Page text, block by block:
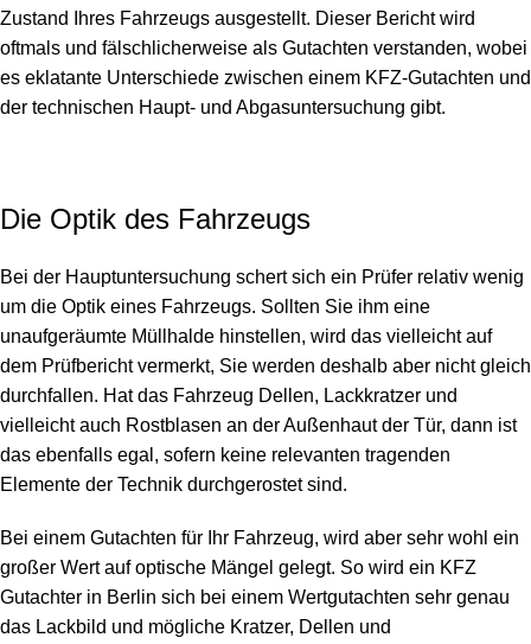
Zustand Ihres Fahrzeugs ausgestellt. Dieser Bericht wird
oftmals und fälschlicherweise als Gutachten verstanden, wobei
es eklatante Unterschiede zwischen einem KFZ-Gutachten und
der technischen Haupt- und Abgasuntersuchung gibt.
Die Optik des Fahrzeugs
Bei der Hauptuntersuchung schert sich ein Prüfer relativ wenig
um die Optik eines Fahrzeugs. Sollten Sie ihm eine
unaufgeräumte Müllhalde hinstellen, wird das vielleicht auf
dem Prüfbericht vermerkt, Sie werden deshalb aber nicht gleich
durchfallen. Hat das Fahrzeug Dellen, Lackkratzer und
vielleicht auch Rostblasen an der Außenhaut der Tür, dann ist
das ebenfalls egal, sofern keine relevanten tragenden
Elemente der Technik durchgerostet sind.
Bei einem Gutachten für Ihr Fahrzeug, wird aber sehr wohl ein
großer Wert auf optische Mängel gelegt. So wird ein KFZ
Gutachter in Berlin sich bei einem Wertgutachten sehr genau
das Lackbild und mögliche Kratzer, Dellen und